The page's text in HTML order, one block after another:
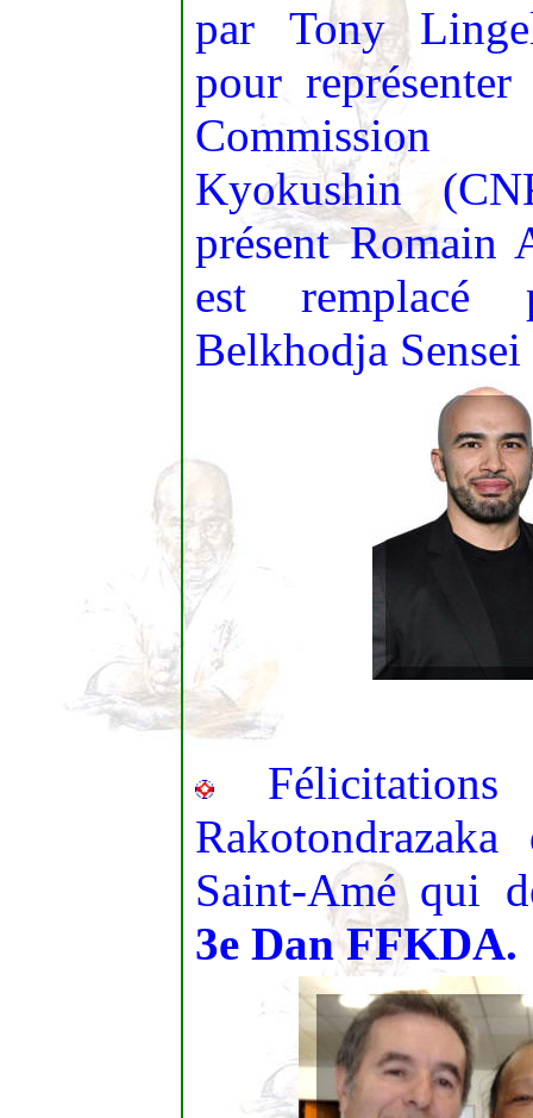
par Tony
pour
Commission
Kyokushin
présent Romain
est remplacé
Belkhodja
Saint-Amé qui
3e Dan FFKDA.